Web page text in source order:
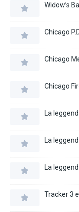
Widow’s
Chicago
Chicago
Chicago
La
La
La
Tracker 3